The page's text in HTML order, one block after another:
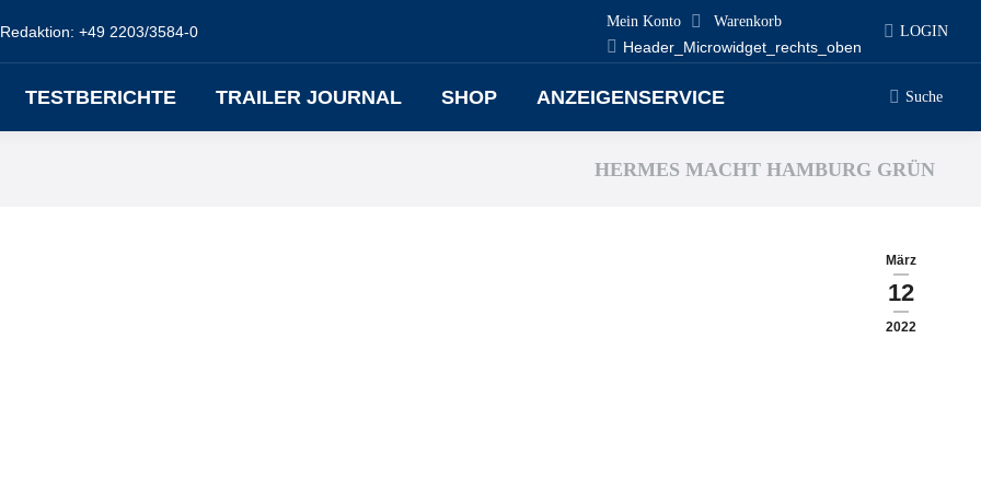
Redaktion: +49 2203/3584-0
Mein Konto Warenkorb
Header_Microwidget_rechts_oben
LOGIN
TESTBERICHTE TRAILER JOURNAL SHOP ANZEIGENSERVICE Search:
Suche
HERMES MACHT HAMBURG GRÜN
März
12
2022